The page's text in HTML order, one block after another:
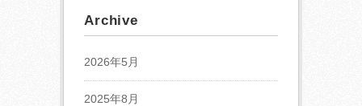
Archive
2026年5月
2025年8月